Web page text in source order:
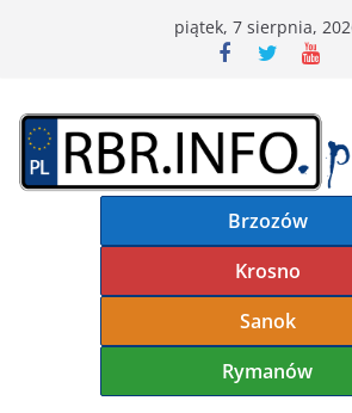
piątek, 7 sierpnia,
Brzozów
Krosno
Sanok
Rymanów